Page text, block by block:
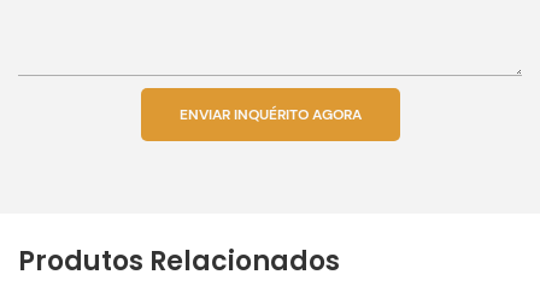
ENVIAR INQUÉRITO AGORA
Produtos Relacionados